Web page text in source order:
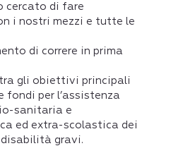
cercato di fare
i nostri mezzi e tutte le
di correre in prima
gli obiettivi principali
fondi per l’assistenza
sanitaria e
ed extra-scolastica dei
disabilità gravi.